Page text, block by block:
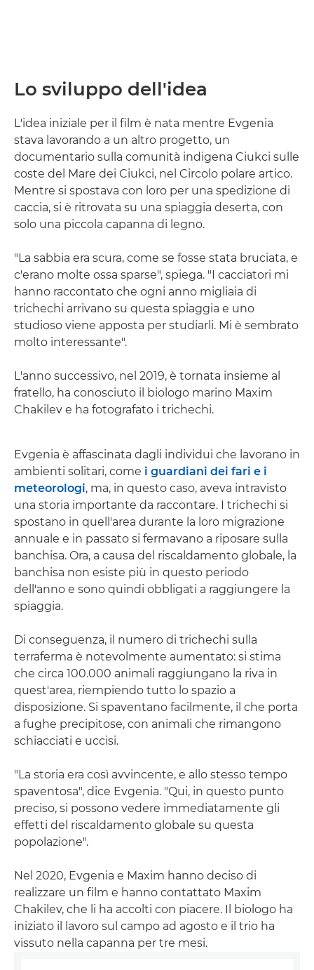
Lo sviluppo dell'idea
L'idea iniziale per il film è nata mentre Evgenia
stava lavorando a un altro progetto, un
documentario sulla comunità indigena Ciukci sulle
coste del Mare dei Ciukci, nel Circolo polare artico.
Mentre si spostava con loro per una spedizione di
caccia, si è ritrovata su una spiaggia deserta, con
solo una piccola capanna di legno.
"La sabbia era scura, come se fosse stata bruciata, e
c'erano molte ossa sparse", spiega. "I cacciatori mi
hanno raccontato che ogni anno migliaia di
trichechi arrivano su questa spiaggia e uno
studioso viene apposta per studiarli. Mi è sembrato
molto interessante".
L'anno successivo, nel 2019, è tornata insieme al
fratello, ha conosciuto il biologo marino Maxim
Chakilev e ha fotografato i trichechi.
Evgenia è affascinata dagli individui che lavorano in
ambienti solitari, come i guardiani dei fari e i
meteorologi, ma, in questo caso, aveva intravisto
una storia importante da raccontare. I trichechi si
spostano in quell'area durante la loro migrazione
annuale e in passato si fermavano a riposare sulla
banchisa. Ora, a causa del riscaldamento globale, la
banchisa non esiste più in questo periodo
dell'anno e sono quindi obbligati a raggiungere la
spiaggia.
Di conseguenza, il numero di trichechi sulla
terraferma è notevolmente aumentato: si stima
che circa 100.000 animali raggiungano la riva in
quest'area, riempiendo tutto lo spazio a
disposizione. Si spaventano facilmente, il che porta
a fughe precipitose, con animali che rimangono
schiacciati e uccisi.
"La storia era così avvincente, e allo stesso tempo
spaventosa", dice Evgenia. "Qui, in questo punto
preciso, si possono vedere immediatamente gli
effetti del riscaldamento globale su questa
popolazione".
Nel 2020, Evgenia e Maxim hanno deciso di
realizzare un film e hanno contattato Maxim
Chakilev, che li ha accolti con piacere. Il biologo ha
iniziato il lavoro sul campo ad agosto e il trio ha
vissuto nella capanna per tre mesi.